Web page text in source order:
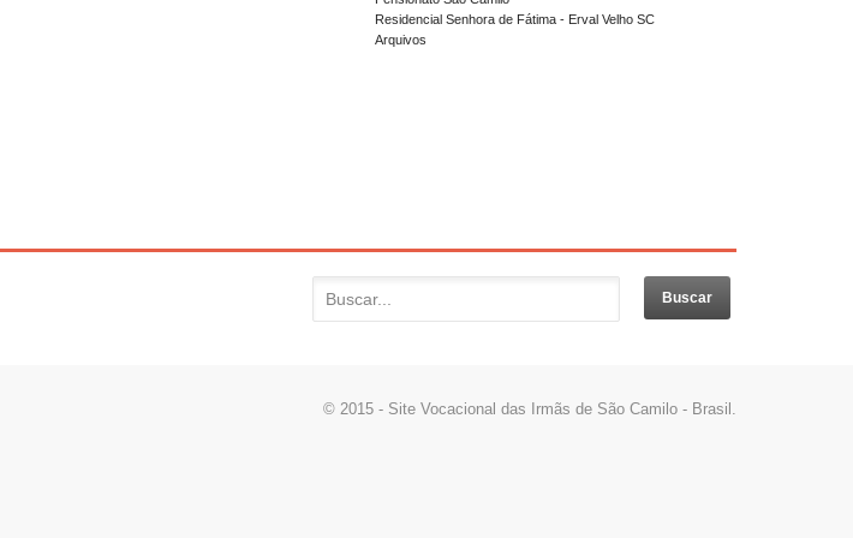
Residencial Senhora de Fátima - Erval Velho SC
Arquivos
© 2015 - Site Vocacional das Irmãs de São Camilo - Brasil.